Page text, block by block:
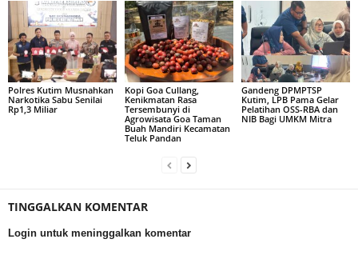
Polres Kutim Musnahkan
Narkotika Sabu Senilai
Rp1,3 Miliar
Kopi Goa Cullang,
Kenikmatan Rasa
Tersembunyi di
Agrowisata Goa Taman
Buah Mandiri Kecamatan
Teluk Pandan
Gandeng DPMPTSP
Kutim, LPB Pama Gelar
Pelatihan OSS-RBA dan
NIB Bagi UMKM Mitra
TINGGALKAN KOMENTAR
Login untuk meninggalkan komentar